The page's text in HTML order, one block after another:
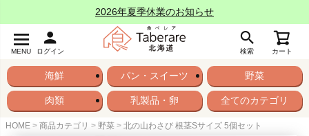
2026年夏季休業のお知らせ
MENU ログイン 検索 カート
海鮮 パン・スイーツ 野菜
肉類 乳製品・卵 全てのカテゴリ
HOME 商品カテゴリ 野菜 北の山わさび 根茎Sサイズ 5個セット